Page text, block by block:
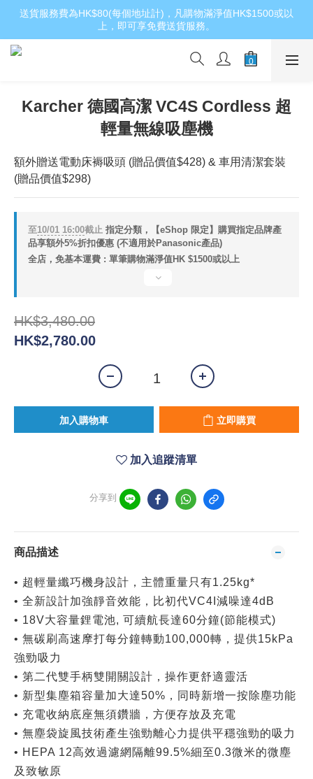
送貨服務費為HK$80(每個地址計)，凡購物滿淨值HK$1500或以
上，即可享免費送貨服務。
Karcher 德國高潔 VC4S Cordless 超
輕量無線吸塵機
額外贈送電動床褥吸頭 (贈品價值$428) & 車用清潔套裝
(贈品價值$298)
至10/01 16:00截止 指定分類，【eShop 限定】購買指定品牌產
品享額外5%折扣優惠 (不適用於Panasonic產品)
全店，免基本運費 : 單筆購物滿淨值HK $1500或以上
HK$3,480.00
HK$2,780.00
加入購物車 立即購買
加入追蹤清單
分享到
商品描述
• 超輕量纖巧機身設計，主體重量只有1.25kg*
• 全新設計加強靜音效能，比初代VC4I減噪達4dB
• 18V大容量鋰電池, 可續航長達60分鐘(節能模式)
• 無碳刷高速摩打每分鐘轉動100,000轉，提供15kPa
強勁吸力
• 第二代雙手柄雙開關設計，操作更舒適靈活
• 新型集塵箱容量加大達50%，同時新增一按除塵功能
• 充電收納底座無須鑽牆，方便存放及充電
• 無塵袋旋風技術產生強勁離心力提供平穩強勁的吸力
• HEPA 12高效過濾網隔離99.5%細至0.3微米的微塵
及致敏原